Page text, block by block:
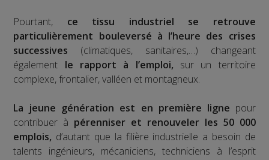
Pourtant, ce tissu industriel se retrouve
particulièrement bouleversé à l’heure des crises
successives (climatiques, sanitaires,…) changeant
également le rapport à l’emploi, sur un territoire
complexe, frontalier, valléen et montagneux.
La jeune génération est en première ligne pour
contribuer à pérenniser et renouveler les 50 000
emplois, d’autant que la filière industrielle a besoin de
talents ingénieurs, mécaniciens, techniciens à l’esprit